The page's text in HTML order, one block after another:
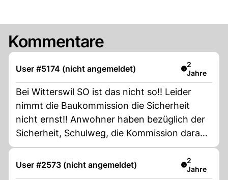
Kommentare
User #5174 (nicht angemeldet) Artikel
2
Jahre
Bei Witterswil SO ist das nicht so!! Leider
nimmt die Baukommission die Sicherheit
nicht ernst!! Anwohner haben bezüglich der
Sicherheit, Schulweg, die Kommission darauf
hingewiesen!! Vielleicht sind die falschen
"sogenannten Fachleute" in dieser
User #2573 (nicht angemeldet) Artikel
2
Jahre